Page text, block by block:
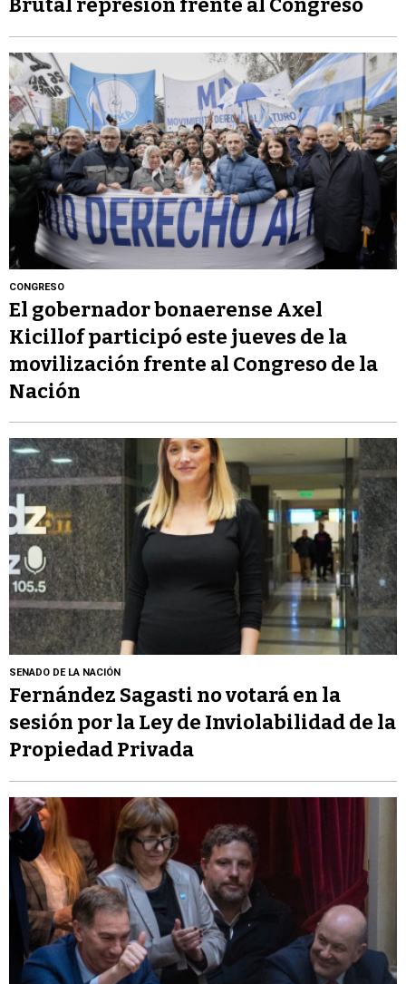
Brutal represión frente al Congreso
CONGRESO
El gobernador bonaerense Axel
Kicillof participó este jueves de la
movilización frente al Congreso de la
Nación
SENADO DE LA NACIÓN
Fernández Sagasti no votará en la
sesión por la Ley de Inviolabilidad de la
Propiedad Privada